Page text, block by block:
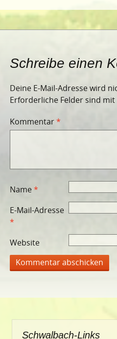
Schreibe einen
Deine E-Mail-Adresse wird
Erforderliche Felder sind mit
Kommentar*
Name*
E-Mail-Adresse
*
Website
Schwalbach-Links